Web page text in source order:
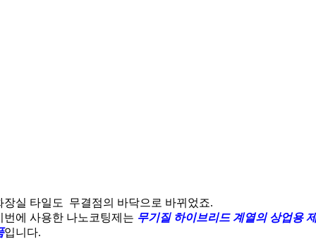
장실 타일도 무결점의 바닥으로 바뀌었죠.
번에 사용한 나노코팅제는 무기질 하이브리드 계열의 상업용
입니다.